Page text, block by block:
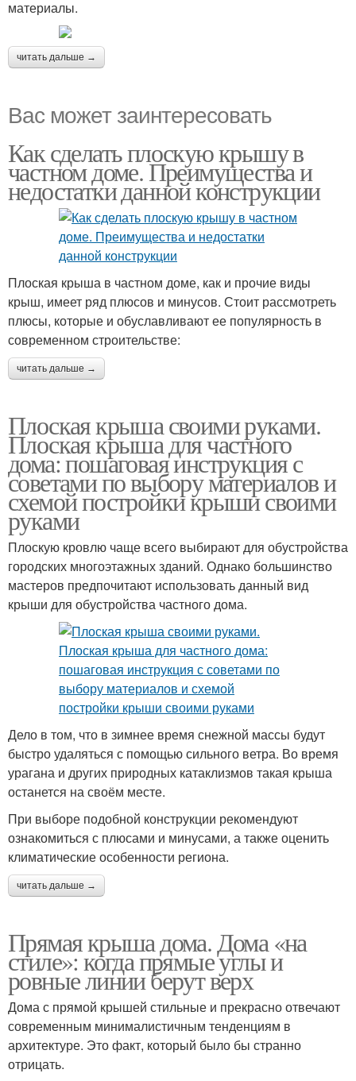
материалы.
читать дальше →
Вас может заинтересовать
Как сделать плоскую крышу в
частном доме. Преимущества и
недостатки данной конструкции
Плоская крыша в частном доме, как и прочие виды
крыш, имеет ряд плюсов и минусов. Стоит рассмотреть
плюсы, которые и обуславливают ее популярность в
современном строительстве:
читать дальше →
Плоская крыша своими руками.
Плоская крыша для частного
дома: пошаговая инструкция с
советами по выбору материалов и
схемой постройки крыши своими
руками
Плоскую кровлю чаще всего выбирают для обустройства
городских многоэтажных зданий. Однако большинство
мастеров предпочитают использовать данный вид
крыши для обустройства частного дома.
Дело в том, что в зимнее время снежной массы будут
быстро удаляться с помощью сильного ветра. Во время
урагана и других природных катаклизмов такая крыша
останется на своём месте.
При выборе подобной конструкции рекомендуют
ознакомиться с плюсами и минусами, а также оценить
климатические особенности региона.
читать дальше →
Прямая крыша дома. Дома «на
стиле»: когда прямые углы и
ровные линии берут верх
Дома с прямой крышей стильные и прекрасно отвечают
современным минималистичным тенденциям в
архитектуре. Это факт, который было бы странно
отрицать.